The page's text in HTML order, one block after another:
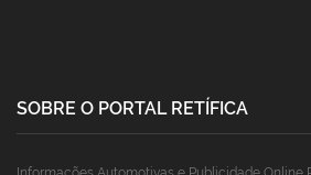
SOBRE O PORTAL RETÍFICA